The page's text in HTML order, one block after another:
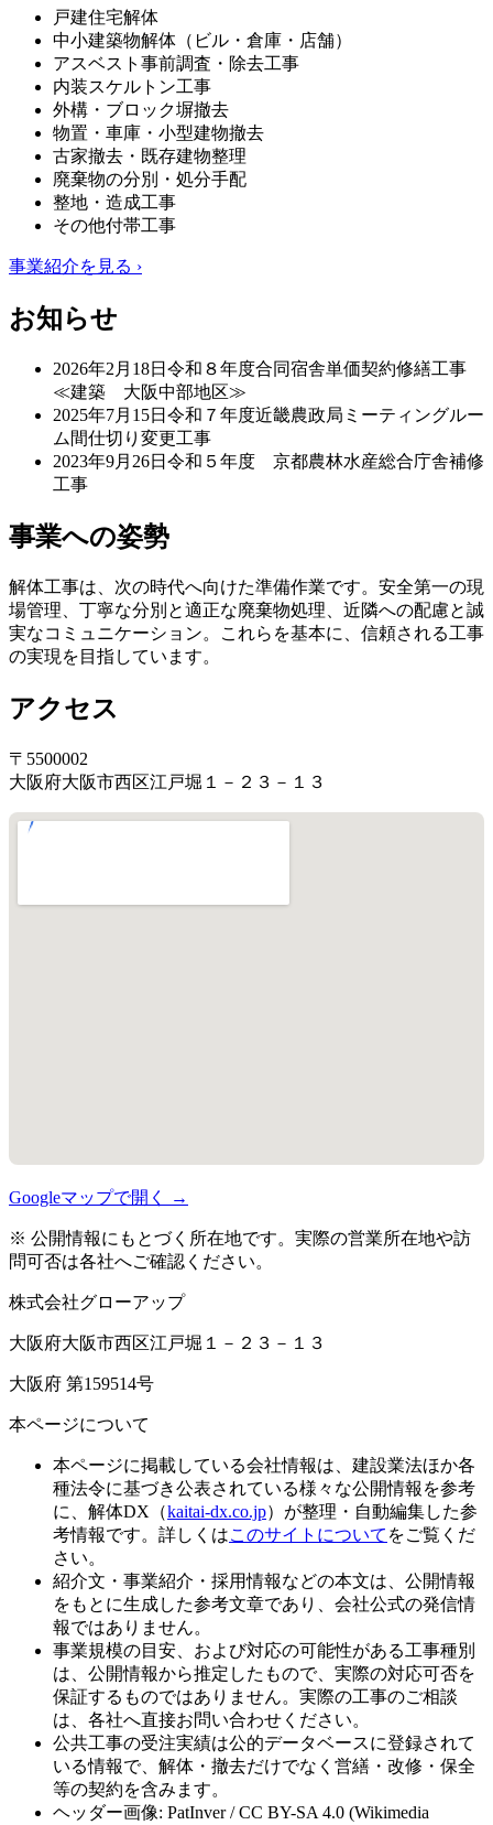
戸建住宅解体
中小建築物解体（ビル・倉庫・店舗）
アスベスト事前調査・除去工事
内装スケルトン工事
外構・ブロック塀撤去
物置・車庫・小型建物撤去
古家撤去・既存建物整理
廃棄物の分別・処分手配
整地・造成工事
その他付帯工事
事業紹介を見る ›
お知らせ
2026年2月18日 令和８年度合同宿舎単価契約修繕工事
≪建築 大阪中部地区≫
2025年7月15日 令和７年度近畿農政局ミーティングルー
ム間仕切り変更工事
2023年9月26日 令和５年度 京都農林水産総合庁舎補修
工事
事業への姿勢
解体工事は、次の時代へ向けた準備作業です。安全第一の現
場管理、丁寧な分別と適正な廃棄物処理、近隣への配慮と誠
実なコミュニケーション。これらを基本に、信頼される工事
の実現を目指しています。
アクセス
〒5500002
大阪府大阪市西区江戸堀１－２３－１３
Googleマップで開く →
※ 公開情報にもとづく所在地です。実際の営業所在地や訪
問可否は各社へご確認ください。
株式会社グローアップ
大阪府大阪市西区江戸堀１－２３－１３
大阪府 第159514号
本ページについて
本ページに掲載している会社情報は、建設業法ほか各
種法令に基づき公表されている様々な公開情報を参考
に、解体DX（kaitai-dx.co.jp）が整理・自動編集した参
考情報です。詳しくはこのサイトについて をご覧くだ
さい。
紹介文・事業紹介・採用情報などの本文は、公開情報
をもとに生成した参考文章であり、会社公式の発信情
報ではありません。
事業規模の目安、および対応の可能性がある工事種別
は、公開情報から推定したもので、実際の対応可否を
保証するものではありません。実際の工事のご相談
は、各社へ直接お問い合わせください。
公共工事の受注実績は公的データベースに登録されて
いる情報で、解体・撤去だけでなく営繕・改修・保全
等の契約を含みます。
ヘッダー画像: PatInver / CC BY-SA 4.0 (Wikimedia